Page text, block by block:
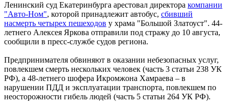
Ленинский суд Екатеринбурга арестовал директора компании
"Авто-Ном", которой принадлежит автобус, сбивший
насмерть четырех пешеходов у храма "Большой Златоуст". 44-
летнего Алексея Яркова отправили под стражу до 10 августа,
сообщили в пресс-службе судов региона.
Предпринимателя обвиняют в оказании небезопасных услуг,
повлекшем смерть нескольких человек (часть 3 статьи 238 УК
РФ), а 48-летнего шофера Икромжона Хамраева – в
нарушении ПДД и эксплуатации транспорта, повлекшем по
неосторожности гибель людей (часть 5 статьи 264 УК РФ).